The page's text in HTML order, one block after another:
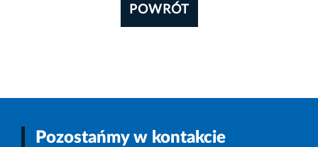
POWRÓT
Pozostańmy w kontakcie